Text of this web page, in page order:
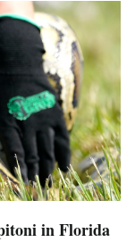
in Florida